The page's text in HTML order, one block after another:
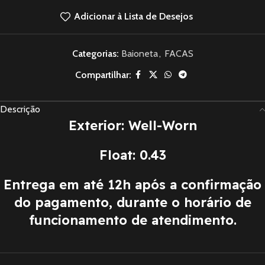
Adicionar à Lista de Desejos
Categorias: Baioneta, FACAS
Compartilhar:
Descrição
Exterior: Well-Worn
Float: 0.43
Entrega em até 12h após a confirmação
do pagamento, durante o horário de
funcionamento de atendimento.